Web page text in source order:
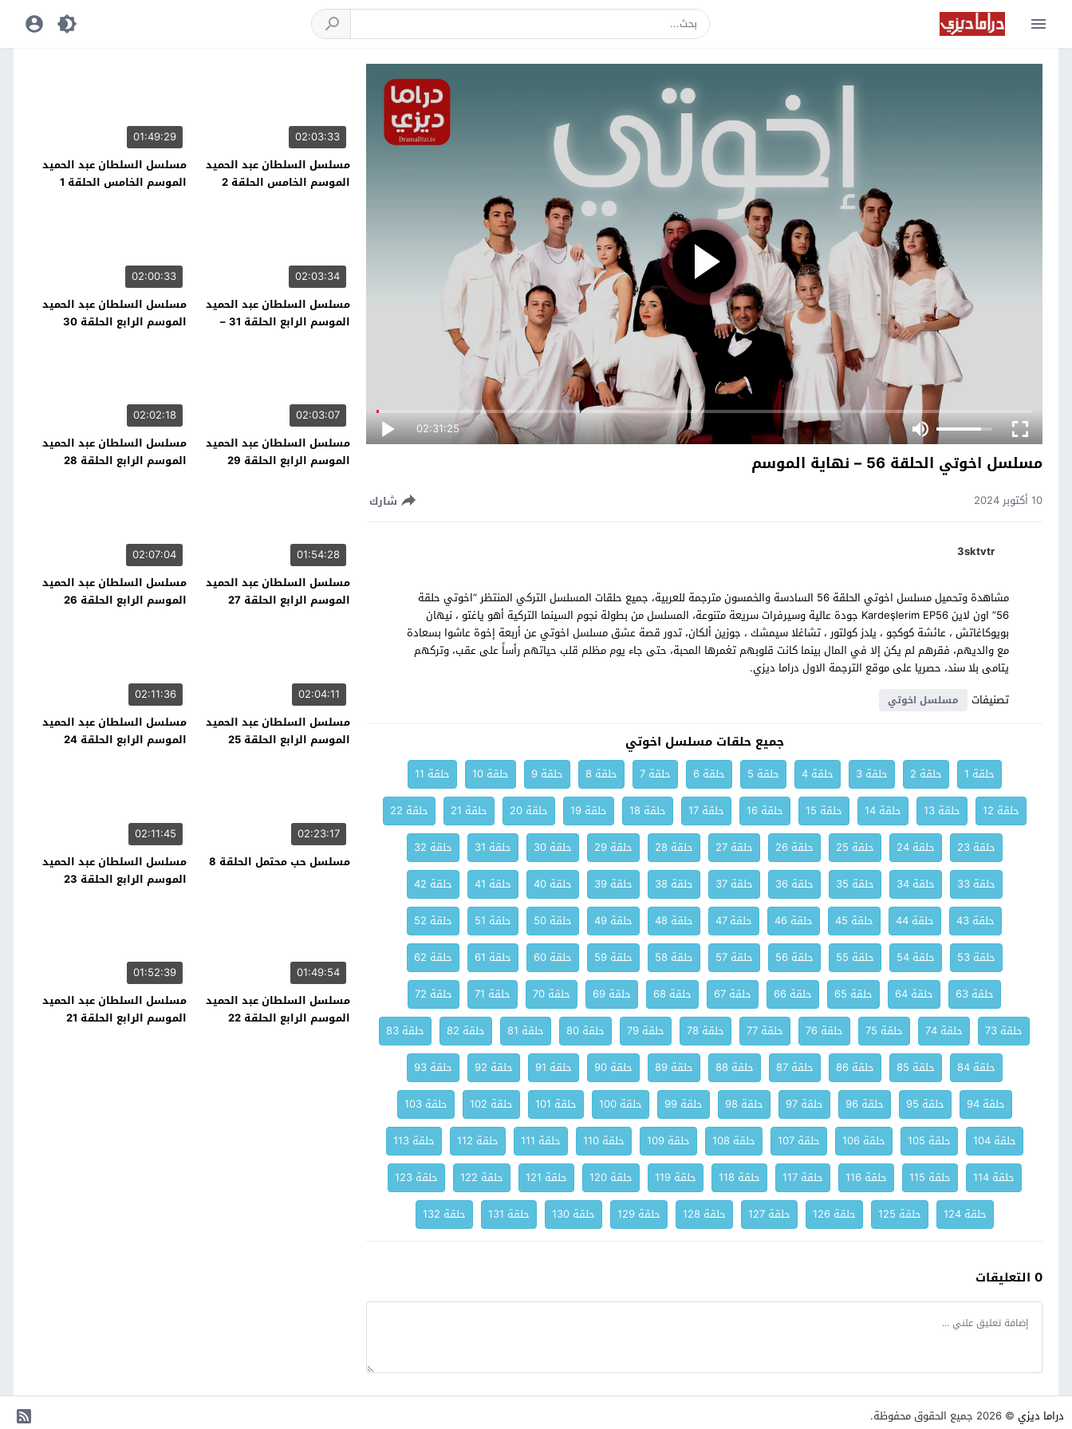
02:31:25
مسلسل اخوتي الحلقة 56 – نهاية الموسم
10 أكتوبر 2024 شارك
3sktvtr
مشاهدة وتحميل مسلسل اخوتي الحلقة 56 السادسة والخمسون مترجمة للعربية، جميع حلقات المسلسل التركي المنتظر “اخوتي حلقة
56” اون لاين Kardeşlerim EP56 جودة عالية وسيرفرات سريعة متنوعة، المسلسل من بطولة نجوم السينما التركية أهو ياغتو ، نيهان
بويوكاغاتش ، عائشة كوكجو ، يلدز كولتور ، تشاغلا سيمشك ، جوزين ألكان، تدور قصة عشق مسلسل اخوتي عن أربعة إخوة عاشوا بسعادة
مع والديهم، فقرهم لم يكن إلا في المال بينما كانت قلوبهم تغمرها المحبة، حتى جاء يوم مظلم قلب حياتهم رأساً على عقب، وتركهم
يتامى بلا سند، حصريا على موقع الترجمة الاول دراما ديزي.
تصنيفات
مسلسل اخوتي
جميع حلقات مسلسل اخوتي
حلقة 1 حلقة 2 حلقة 3 حلقة 4 حلقة 5 حلقة 6 حلقة 7 حلقة 8 حلقة 9 حلقة 10
حلقة 11
حلقة 12
حلقة 13 حلقة 14 حلقة 15 حلقة 16 حلقة 17 حلقة 18 حلقة 19 حلقة 20 حلقة 21
حلقة 22
حلقة 23
حلقة 24 حلقة 25 حلقة 26 حلقة 27 حلقة 28 حلقة 29 حلقة 30 حلقة 31
حلقة 32
حلقة 33
حلقة 34 حلقة 35 حلقة 36 حلقة 37 حلقة 38 حلقة 39 حلقة 40 حلقة 41
حلقة 42
حلقة 43
حلقة 44 حلقة 45 حلقة 46 حلقة 47 حلقة 48 حلقة 49 حلقة 50 حلقة 51
حلقة 52
حلقة 53
حلقة 54 حلقة 55 حلقة 56 حلقة 57 حلقة 58 حلقة 59 حلقة 60 حلقة 61
حلقة 62
حلقة 63
حلقة 64 حلقة 65 حلقة 66 حلقة 67 حلقة 68 حلقة 69 حلقة 70 حلقة 71
حلقة 72
حلقة 73
حلقة 74 حلقة 75 حلقة 76 حلقة 77 حلقة 78 حلقة 79 حلقة 80 حلقة 81 حلقة 82
حلقة 83
حلقة 84
حلقة 85 حلقة 86 حلقة 87 حلقة 88 حلقة 89 حلقة 90 حلقة 91 حلقة 92
حلقة 93
حلقة 94
حلقة 95 حلقة 96 حلقة 97 حلقة 98 حلقة 99 حلقة 100 حلقة 101 حلقة 102
حلقة 103
حلقة 104
حلقة 105 حلقة 106 حلقة 107 حلقة 108 حلقة 109 حلقة 110 حلقة 111 حلقة 112
حلقة 113
حلقة 114
حلقة 115 حلقة 116 حلقة 117 حلقة 118 حلقة 119 حلقة 120 حلقة 121 حلقة 122
حلقة 123
حلقة 124
حلقة 125 حلقة 126 حلقة 127 حلقة 128 حلقة 129 حلقة 130 حلقة 131 حلقة 132
0 التعليقات
02:03:33
مسلسل السلطان عبد الحميد
الموسم الخامس الحلقة 2
01:49:29
مسلسل السلطان عبد الحميد
الموسم الخامس الحلقة 1
02:03:34
مسلسل السلطان عبد الحميد
الموسم الرابع الحلقة 31 –
02:00:33
مسلسل السلطان عبد الحميد
الموسم الرابع الحلقة 30
02:03:07
مسلسل السلطان عبد الحميد
الموسم الرابع الحلقة 29
02:02:18
مسلسل السلطان عبد الحميد
الموسم الرابع الحلقة 28
01:54:28
مسلسل السلطان عبد الحميد
الموسم الرابع الحلقة 27
02:07:04
مسلسل السلطان عبد الحميد
الموسم الرابع الحلقة 26
02:04:11
مسلسل السلطان عبد الحميد
الموسم الرابع الحلقة 25
02:11:36
مسلسل السلطان عبد الحميد
الموسم الرابع الحلقة 24
02:23:17
مسلسل حب محتمل الحلقة 8
02:11:45
مسلسل السلطان عبد الحميد
الموسم الرابع الحلقة 23
01:49:54
مسلسل السلطان عبد الحميد
الموسم الرابع الحلقة 22
01:52:39
مسلسل السلطان عبد الحميد
الموسم الرابع الحلقة 21
دراما ديزي © 2026 جميع الحقوق محفوظة.